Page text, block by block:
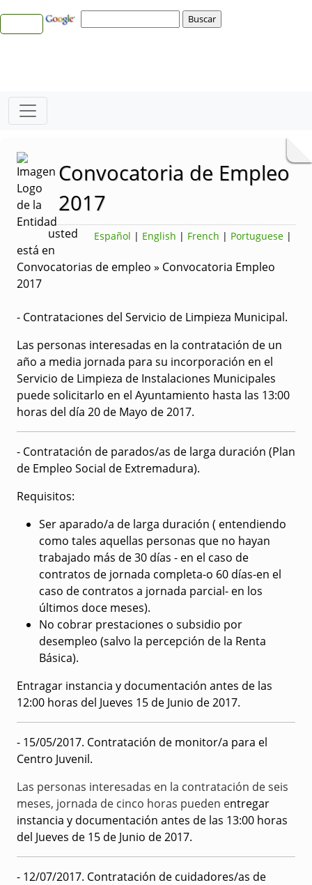
Convocatoria de Empleo
2017
Español | English | French | Portuguese |
usted
está en
Convocatorias de empleo » Convocatoria Empleo
2017
- Contrataciones del Servicio de Limpieza Municipal.
Las personas interesadas en la contratación de un
año a media jornada para su incorporación en el
Servicio de Limpieza de Instalaciones Municipales
puede solicitarlo en el Ayuntamiento hasta las 13:00
horas del día 20 de Mayo de 2017.
- Contratación de parados/as de larga duración (Plan
de Empleo Social de Extremadura).
Requisitos:
Ser aparado/a de larga duración ( entendiendo
como tales aquellas personas que no hayan
trabajado más de 30 días - en el caso de
contratos de jornada completa-o 60 días-en el
caso de contratos a jornada parcial- en los
últimos doce meses).
No cobrar prestaciones o subsidio por
desempleo (salvo la percepción de la Renta
Básica).
Entragar instancia y documentación antes de las
12:00 horas del Jueves 15 de Junio de 2017.
- 15/05/2017. Contratación de monitor/a para el
Centro Juvenil.
Las personas interesadas en la contratación de seis
meses, jornada de cinco horas pueden entregar
instancia y documentación antes de las 13:00 horas
del Jueves de 15 de Junio de 2017.
- 12/07/2017. Contratación de cuidadores/as de